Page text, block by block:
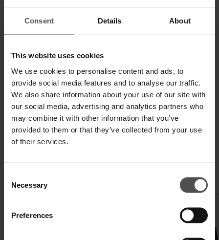
Consent Details About
This website uses cookies
We use cookies to personalise content and ads, to
provide social media features and to analyse our traffic.
We also share information about your use of our site with
our social media, advertising and analytics partners who
may combine it with other information that you’ve
provided to them or that they’ve collected from your use
of their services.
Selection
Necessary
Preferences
DIGITALER PRODUKTPASS
ÄHNLICHE PRODUKTE